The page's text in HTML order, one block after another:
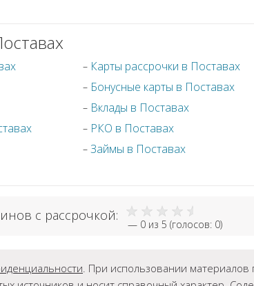
Карты рассрочки в Поставах
Бонусные карты в Поставах
Вклады в Поставах
РКО в Поставах
Займы в Поставах
с рассрочкой:
— 0 из 5 (голосов: 0)
. При использовании материалов